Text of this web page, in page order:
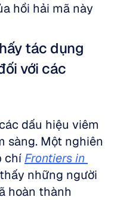
hồi hải mã này
tác dụng
với các
dấu hiệu viêm
sàng. Một nghiên
chí Frontiers in
những người
hoàn thành